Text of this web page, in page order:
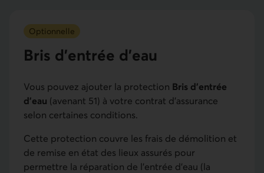
Bris d’entrée d’eau
Optionnelle
Vous pouvez ajouter la protection Bris d’entrée
d’eau (avenant 51) à votre contrat d’assurance
selon certaines conditions.
Cette protection couvre les frais de démolition et
de remise en état des lieux assurés pour
permettre la réparation de l’entrée d’eau (la